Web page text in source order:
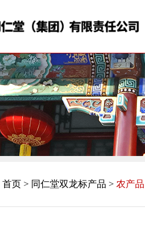
首页 > 同仁堂双龙标产品 > 农产品